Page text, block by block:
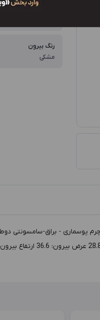
کد محصول
رنگ بیرون
مشکی